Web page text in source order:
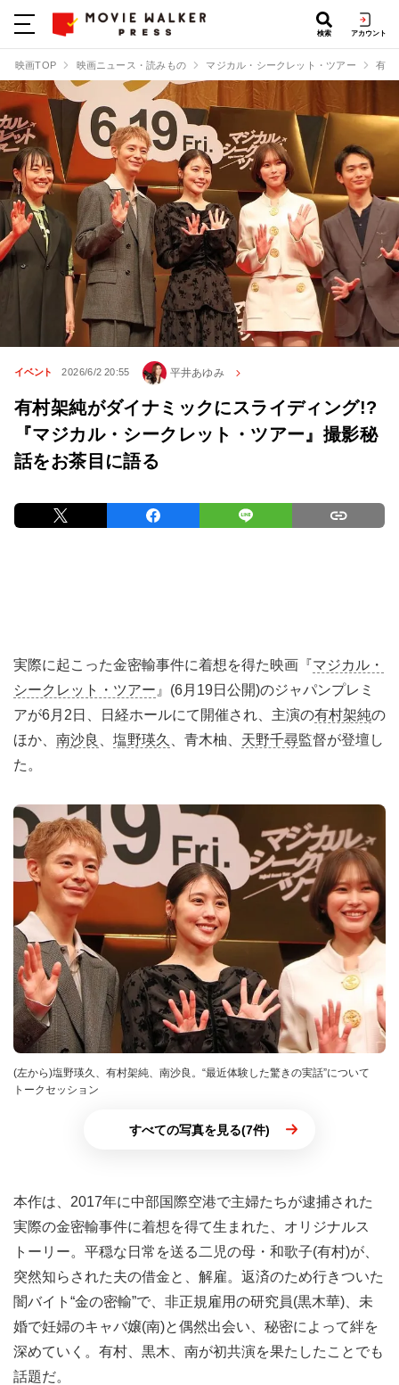
検索 アカウント
映画TOP 映画ニュース・読みもの マジカル・シークレット・ツアー 有村
イベント 2026/6/2 20:55 平井あゆみ
有村架純がダイナミックにスライディング!?
『マジカル・シークレット・ツアー』撮影秘
話をお茶目に語る
実際に起こった金密輸事件に着想を得た映画『マジカル・
シークレット・ツアー 』(6月19日公開)のジャパンプレミ
アが6月2日、日経ホールにて開催され、主演の有村架純の
ほか、 南沙良 塩野瑛久 、青木柚、 天野千尋監督が登壇し
た。
(左から)塩野瑛久、有村架純、南沙良。“最近体験した驚きの実話”について
トークセッション
すべての写真を見る(7件)
本作は、2017年に中部国際空港で主婦たちが逮捕された
実際の金密輸事件に着想を得て生まれた、オリジナルス
トーリー。平穏な日常を送る二児の母・和歌子(有村)が、
突然知らされた夫の借金と、解雇。返済のため行きついた
闇バイト“金の密輸”で、非正規雇用の研究員(黒木華)、未
婚で妊婦のキャバ嬢(南)と偶然出会い、秘密によって絆を
深めていく。有村、黒木、南が初共演を果たしたことでも
話題だ。